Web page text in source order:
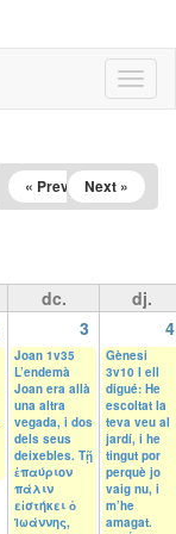
« Prev Next »
dc.
dj.
3 4
Joan 1v35
L’endemà
Joan era allà
una altra
vegada, i dos
dels seus
deixebles. Τῇ
ἐπαύριον
πάλιν
εἱστήκει ὁ
Ἰωάννης,
Gènesi
3v10 I ell
digué: He
escoltat la
teva veu al
jardí, i he
tingut por
perquè jo
vaig nu, i
m’he
amagat.